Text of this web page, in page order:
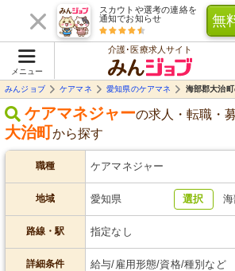
スカウトや選考の連絡を
通知でお知らせ
無
メニュー
介護･医療求人サイト
みんジョブ
ケアマネ 愛知県のケアマネ 海部郡大治
ケアマネジャーの求人・転職・
大治町から探す
職種 ケアマネジャー
地域 愛知県 選択
路線・駅 指定なし
詳細条件 給与/雇用形態/資格/種別など